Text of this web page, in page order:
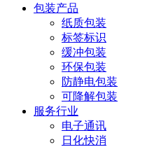
包装产品
纸质包装
标签标识
缓冲包装
环保包装
防静电包装
可降解包装
服务行业
电子通讯
日化快消